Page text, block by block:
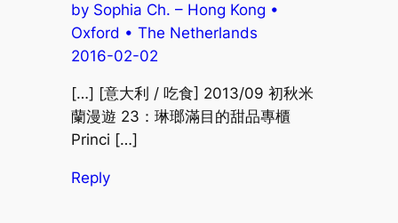
by Sophia Ch. – Hong Kong •
Oxford • The Netherlands
2016-02-02
[…] [意大利 / 吃食] 2013/09 初秋米
蘭漫遊 23：琳瑯滿目的甜品專櫃
Princi […]
Reply